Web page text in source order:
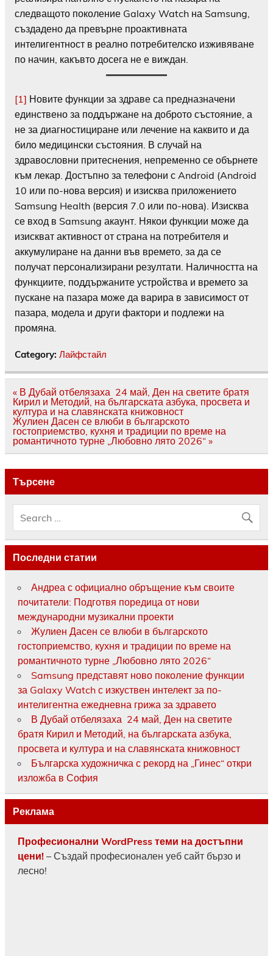
следващото поколение Galaxy Watch на Samsung,
създадено да превърне проактивната
интелигентност в реално потребителско изживяване
по начин, какъвто досега не е виждан.
[1] Новите функции за здраве са предназначени
единствено за поддържане на доброто състояние, а
не за диагностициране или лечение на каквито и да
било медицински състояния. В случай на
здравословни притеснения, непременно се обърнете
към лекар. Достъпно за телефони с Android (Android
10 или по-нова версия) и изисква приложението
Samsung Health (версия 7.0 или по-нова). Изисква
се вход в Samsung акаунт. Някои функции може да
изискват активност от страна на потребителя и
аккумулиране на данни във времето, за да се
получат персонализирани резултати. Наличността на
функциите, поддържаните устройства и времето за
пускане на пазара може да варира в зависимост от
пазара, модела и други фактори и подлежи на
промяна.
Category: Лайфстайл
Навигация
« В Дубай отбелязаха 24 май, Ден на светите братя
Кирил и Методий, на българската азбука, просвета и
култура и на славянската книжовност
Жулиен Дасен се влюби в българското
гостоприемство, кухня и традиции по време на
романтичното турне „Любовно лято 2026“ »
Търсене
Последни статии
Андреа с официално обръщение към своите
почитатели: Подготвя поредица от нови
международни музикални проекти
Жулиен Дасен се влюби в българското
гостоприемство, кухня и традиции по време на
романтичното турне „Любовно лято 2026“
Samsung представят ново поколение функции
за Galaxy Watch с изкуствен интелект за по-
интелигентна ежедневна грижа за здравето
В Дубай отбелязаха 24 май, Ден на светите
братя Кирил и Методий, на българската азбука,
просвета и култура и на славянската книжовност
Българска художничка с рекорд на „Гинес“ откри
изложба в София
Реклама
Професионални WordPress теми на достъпни
цени!– Създай професионален уеб сайт бързо и
лесно!